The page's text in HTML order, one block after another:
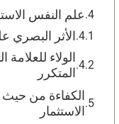
علم النفس
الأثر البصري
الولاء للعلامة
المتكرر
الكفاءة من حيث
الاستثمار